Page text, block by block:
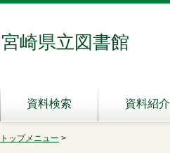
宮崎県立図書館
資料検索 資料紹介
トップメニュー >